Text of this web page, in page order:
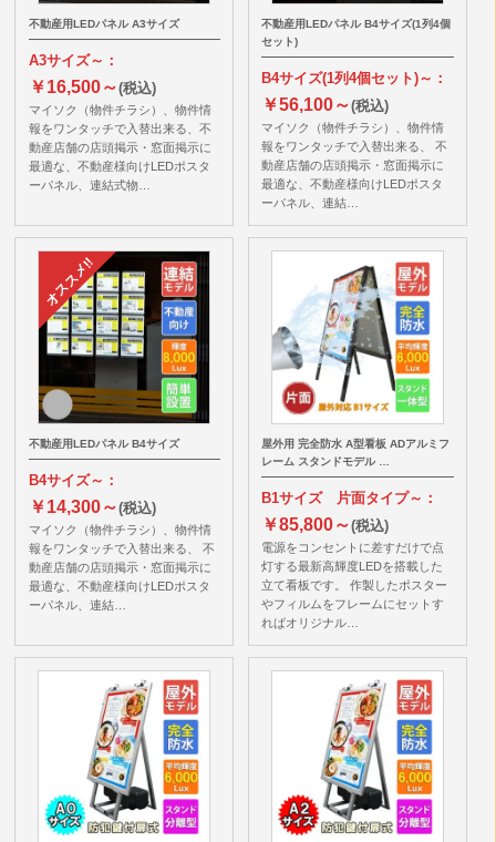
不動産用LEDパネル A3サイズ
A3サイズ～：
￥16,500～(税込)
マイソク（物件チラシ）、物件情
報をワンタッチで入替出来る、不
動産店舗の店頭掲示・窓面掲示に
最適な、不動産様向けLEDポスタ
ーパネル、連結式物…
不動産用LEDパネル B4サイズ(1列4個
セット)
B4サイズ(1列4個セット)～：
￥56,100～(税込)
マイソク（物件チラシ）、物件情
報をワンタッチで入替出来る、 不
動産店舗の店頭掲示・窓面掲示に
最適な、不動産様向けLEDポスタ
ーパネル、連結…
不動産用LEDパネル B4サイズ
B4サイズ～：
￥14,300～(税込)
マイソク（物件チラシ）、物件情
報をワンタッチで入替出来る、 不
動産店舗の店頭掲示・窓面掲示に
最適な、不動産様向けLEDポスタ
ーパネル、連結…
屋外用 完全防水 A型看板 ADアルミフ
レーム スタンドモデル …
B1サイズ 片面タイプ～：
￥85,800～(税込)
電源をコンセントに差すだけで点
灯する最新高輝度LEDを搭載した
立て看板です。 作製したポスター
やフィルムをフレームにセットす
ればオリジナル…